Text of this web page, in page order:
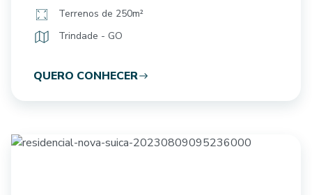
Terrenos de 250m²
Trindade - GO
QUERO CONHECER